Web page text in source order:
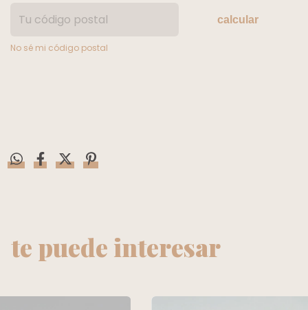
calcular
No sé mi código postal
te puede interesar